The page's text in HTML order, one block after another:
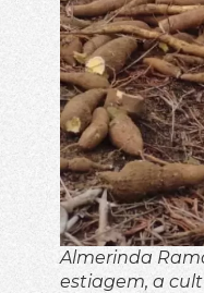
Almerinda
estiagem, a